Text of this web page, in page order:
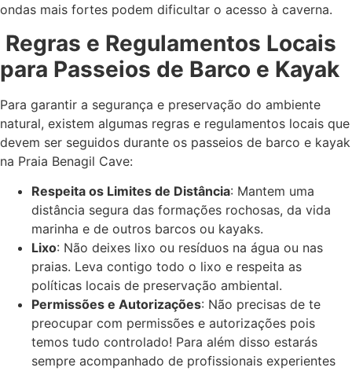
ondas mais fortes podem dificultar o acesso à caverna.
Regras e Regulamentos Locais
para Passeios de Barco e Kayak
Para garantir a segurança e preservação do ambiente
natural, existem algumas regras e regulamentos locais que
devem ser seguidos durante os passeios de barco e kayak
na Praia Benagil Cave:
Respeita os Limites de Distância: Mantem uma
distância segura das formações rochosas, da vida
marinha e de outros barcos ou kayaks.
Lixo: Não deixes lixo ou resíduos na água ou nas
praias. Leva contigo todo o lixo e respeita as
políticas locais de preservação ambiental.
Permissões e Autorizações: Não precisas de te
preocupar com permissões e autorizações pois
temos tudo controlado! Para além disso estarás
sempre acompanhado de profissionais experientes